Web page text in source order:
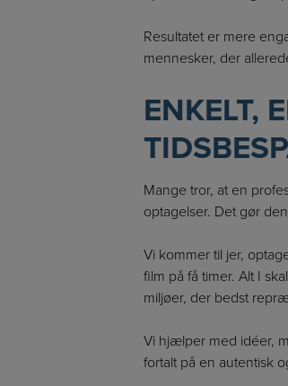
Resultatet er mere
mennesker, der
ENKELT,
Mange tror, at en
optagelser. Det gør
Vi kommer til jer,
film på få timer. Alt I
miljøer, der bedst
Vi hjælper med idéer,
fortalt på en autentisk